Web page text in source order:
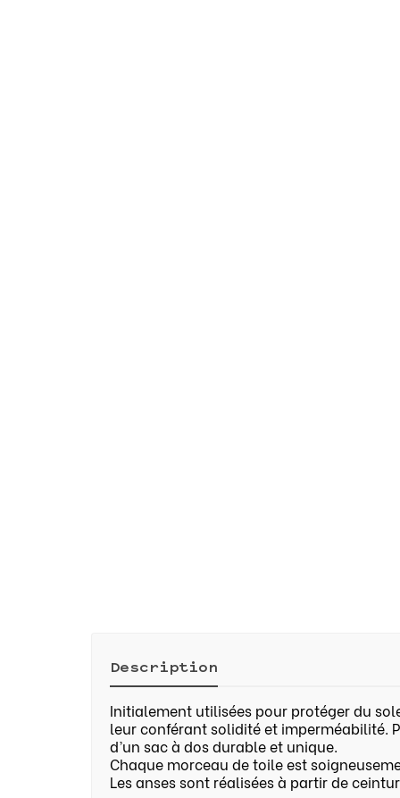
Description
Initialement utilisées pour protéger du
leur conférant solidité et imperméabilité.
d’un sac à dos durable et unique.
Chaque morceau de toile est
Les anses sont réalisées à partir de